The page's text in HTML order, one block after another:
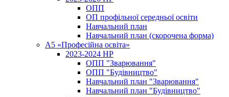
ОПП
ОП профільної середньої освіти
Навчальний план
Навчальний план (скорочена форма)
A5 «Професійна освіта»
2023-2024 НР
ОПП "Зварювання"
ОПП "Будівництво"
Навчальний план "Зварювання"
Навчальний план "Будівництво"